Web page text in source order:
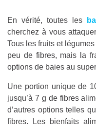
En vérité, toutes les
cherchez à vous
Tous les fruits et
peu de fibres, mais la
options de baies au
Une portion unique de
jusqu’à 7 g de fibres
d’autres options telles
fibres. Les bienfaits